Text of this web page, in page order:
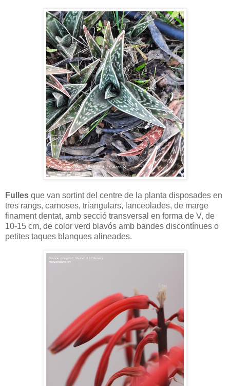
Fulles que van sortint del centre de la planta disposades en
tres rangs, carnoses, triangulars, lanceolades, de marge
finament dentat, amb secció transversal en forma de V, de
10-15 cm, de color verd blavós amb bandes discontínues o
petites taques blanques alineades.